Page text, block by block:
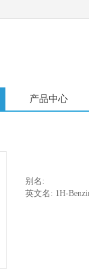
产品中心
别名:
英文名: 1H-